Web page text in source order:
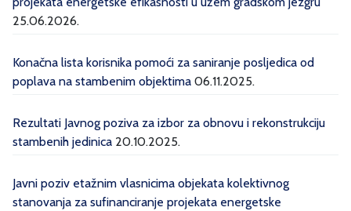
25.06.2026.
Konačna lista korisnika pomoći za saniranje posljedica od
poplava na stambenim objektima 06.11.2025.
Rezultati Javnog poziva za izbor za obnovu i rekonstrukciju
stambenih jedinica 20.10.2025.
Javni poziv etažnim vlasnicima objekata kolektivnog
stanovanja za sufinanciranje projekata energetske